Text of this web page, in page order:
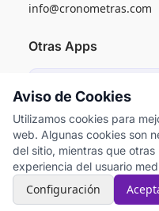
info@cronometras.com
Otras Apps
Control de
Worksamp
Muestreo del
Aviso de Cookies
Utilizamos cookies para
web. Algunas cookies son
del sitio, mientras que otras
experiencia del usuario
Configuración